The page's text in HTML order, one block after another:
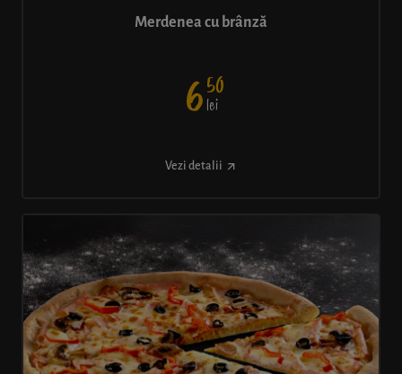
Merdenea cu brânză
650
lei
Vezi detalii